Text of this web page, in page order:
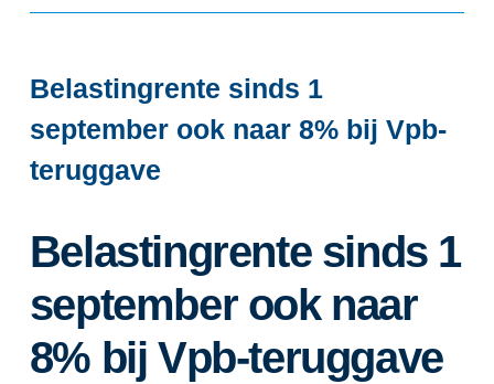
Belastingrente sinds 1
september ook naar 8% bij Vpb-
teruggave
Belastingrente sinds 1
september ook naar
8% bij Vpb-teruggave